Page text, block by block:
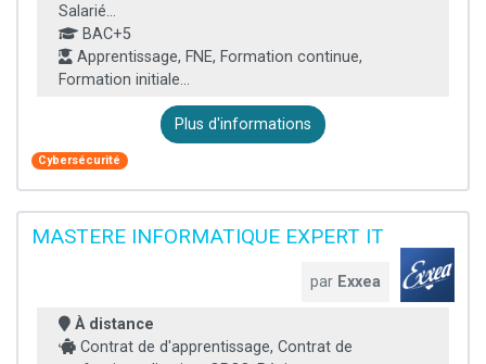
Salarié...
BAC+5
Apprentissage, FNE, Formation continue,
Formation initiale...
Plus d'informations
Cybersécurité
MASTERE INFORMATIQUE EXPERT IT
par Exxea
À distance
Contrat de d'apprentissage, Contrat de